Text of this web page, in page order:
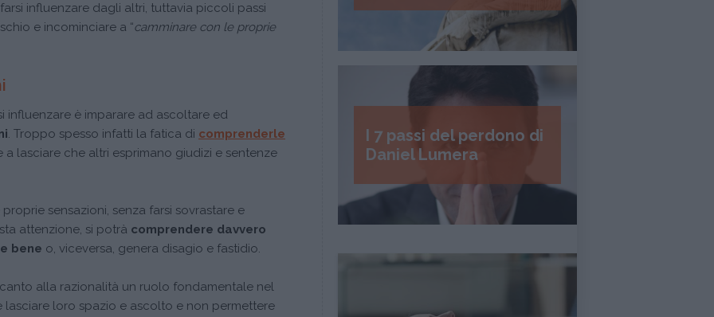
influenzare dagli altri, tuttavia piccoli passi
e incominciare a “camminare con le proprie
influenzare è imparare ad ascoltare ed
. Troppo spesso infatti la fatica di comprenderle
a lasciare che altri esprimano giudizi e sentenze
sensazioni, senza farsi sovrastare e
attenzione, si potrà comprendere davvero
bene o, viceversa, genera disagio e fastidio.
alla razionalità un ruolo fondamentale nel
loro spazio e ascolto e non permettere
I 7 passi del perdono di
Daniel Lumera